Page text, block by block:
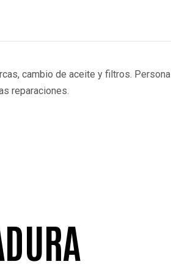
cambio de aceite y filtros. Personal
reparaciones.